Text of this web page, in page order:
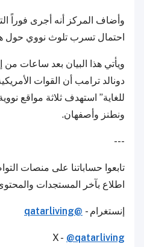
وأضاف المركز أنه أجرى فوراً
احتمال تسرب تلوث نووي حول
ويأتي هذا البيان بعد ساعات من
دونالد ترامب أن القوات
للغاية” استهدف ثلاثة مواقع
ونطنز وأصفهان.
---
تابعوا حساباتنا على منصات
اطلاع بآخر المستجدات
إنستغرام - @qatarliving
X - @qatarliving